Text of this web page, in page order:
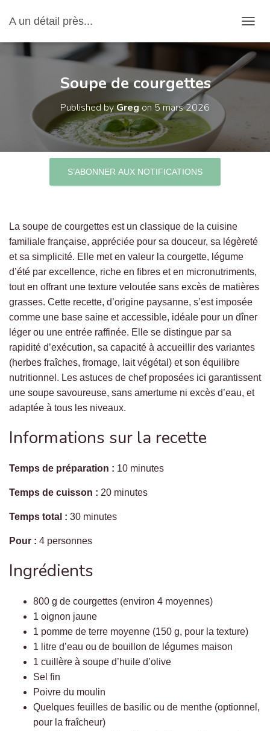
A un détail près...
Soupe de courgettes
Published by Greg on 5 mars 2026
S’ABONNER AUX NOTIFICATIONS
La soupe de courgettes est un classique de la cuisine
familiale française, appréciée pour sa douceur, sa légèreté
et sa simplicité. Elle met en valeur la courgette, légume
d’été par excellence, riche en fibres et en micronutriments,
tout en offrant une texture veloutée sans excès de matières
grasses. Cette recette, d’origine paysanne, s’est imposée
comme une base saine et accessible, idéale pour un dîner
léger ou une entrée raffinée. Elle se distingue par sa
rapidité d’exécution, sa capacité à accueillir des variantes
(herbes fraîches, fromage, lait végétal) et son équilibre
nutritionnel. Les astuces de chef proposées ici garantissent
une soupe savoureuse, sans amertume ni excès d’eau, et
adaptée à tous les niveaux.
Informations sur la recette
Temps de préparation : 10 minutes
Temps de cuisson : 20 minutes
Temps total : 30 minutes
Pour : 4 personnes
Ingrédients
800 g de courgettes (environ 4 moyennes)
1 oignon jaune
1 pomme de terre moyenne (150 g, pour la texture)
1 litre d’eau ou de bouillon de légumes maison
1 cuillère à soupe d’huile d’olive
Sel fin
Poivre du moulin
Quelques feuilles de basilic ou de menthe (optionnel,
pour la fraîcheur)